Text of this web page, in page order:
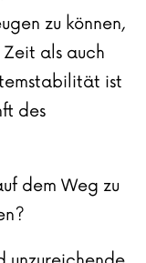
zu können,
als auch
ist
des
dem Weg zu